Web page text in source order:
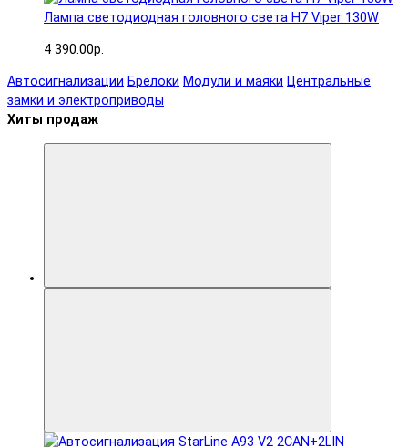
Лампа светодиодная головного света H7 Viper 130W
4 390.00р.
Автосигнализации Брелоки Модули и маяки Центральные
замки и электроприводы
Хиты продаж